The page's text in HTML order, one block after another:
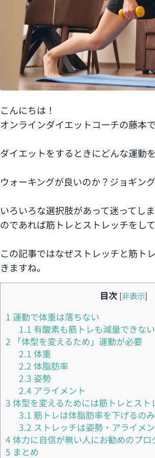
こんにちは！
オンラインダイエットコーチの藤本で
ダイエットをするときにどんな運動
ウォーキングが良いのか？ジョギン
いろいろな選択肢があって迷ってし
のであれば筋トレとストレッチをし
この記事ではなぜストレッチと筋ト
きますね。
目次 [非表示]
1 運動で体重は落ちない
1.1 有酸素も筋トレも減量できない
2 「体型を変えるため」運動が必要
2.1 体重
2.2 体脂肪率
2.3 姿勢
2.4 アライメント
3 体型を変えるためには筋トレとスト
3.1 筋トレは体脂肪率を下げるの
3.2 ストレッチは姿勢・アライメ
4 体力に自信が無い人にお勧めのプロ
5 まとめ